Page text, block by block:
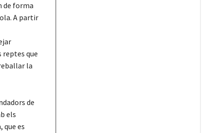
de forma
A partir
que
la
de
els
que es